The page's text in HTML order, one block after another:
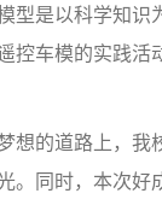
型是以科学知
控车模的实践
想的道路上，
。同时，本次